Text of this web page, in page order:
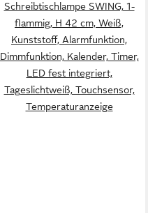
Schreibtischlampe SWING, 1-
flammig, H 42 cm, Weiß,
Kunststoff, Alarmfunktion,
Dimmfunktion, Kalender, Timer,
LED fest integriert,
Tageslichtweiß, Touchsensor,
Temperaturanzeige